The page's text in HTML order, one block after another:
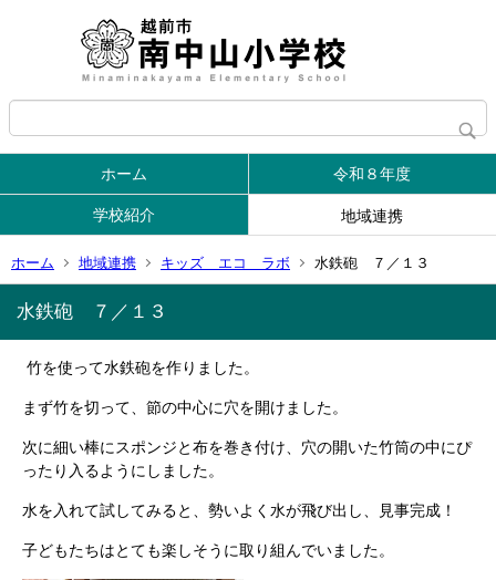
ホーム 令和８年度
学校紹介 地域連携
ホーム 地域連携 キッズ エコ ラボ 水鉄砲 ７／１３
水鉄砲 ７／１３
竹を使って水鉄砲を作りました。
まず竹を切って、節の中心に穴を開けました。
次に細い棒にスポンジと布を巻き付け、穴の開いた竹筒の中にぴ
ったり入るようにしました。
水を入れて試してみると、勢いよく水が飛び出し、見事完成！
子どもたちはとても楽しそうに取り組んでいました。